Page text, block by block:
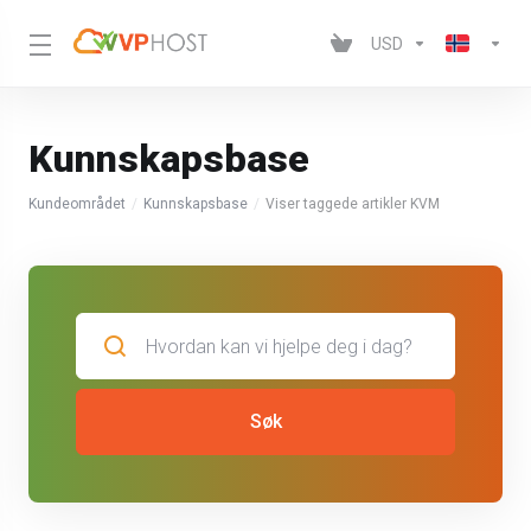
USD
Kunnskapsbase
Kundeområdet Kunnskapsbase Viser taggede artikler KVM
Søk